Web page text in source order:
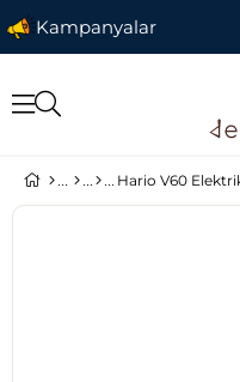
Kampanyalar